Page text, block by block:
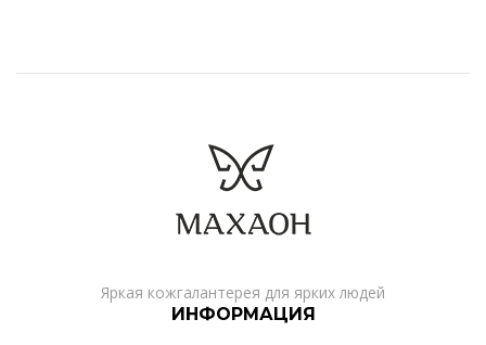
Яркая кожгалантерея для ярких людей
ИНФОРМАЦИЯ